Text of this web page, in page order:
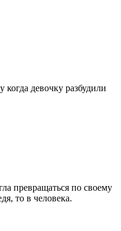
когда девочку разбудили
превращаться по своему
то в человека.